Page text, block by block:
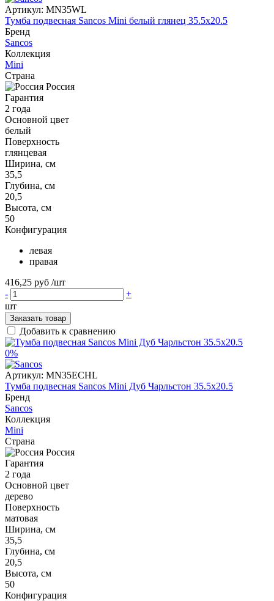
Артикул: MN35WL
Тумба подвесная Sancos Mini белый глянец 35.5x20.5
Бренд
Sancos
Коллекция
Mini
Страна
Россия
Гарантия
2 года
Основной цвет
белый
Поверхность
глянцевая
Ширина, см
35,5
Глубина, см
20,5
Высота, см
50
Конфигурация
левая
правая
416,25 руб /шт
-
+
шт
Заказать товар
Добавить к сравнению
0%
Артикул: MN35ECHL
Тумба подвесная Sancos Mini Дуб Чарльстон 35.5x20.5
Бренд
Sancos
Коллекция
Mini
Страна
Россия
Гарантия
2 года
Основной цвет
дерево
Поверхность
матовая
Ширина, см
35,5
Глубина, см
20,5
Высота, см
50
Конфигурация